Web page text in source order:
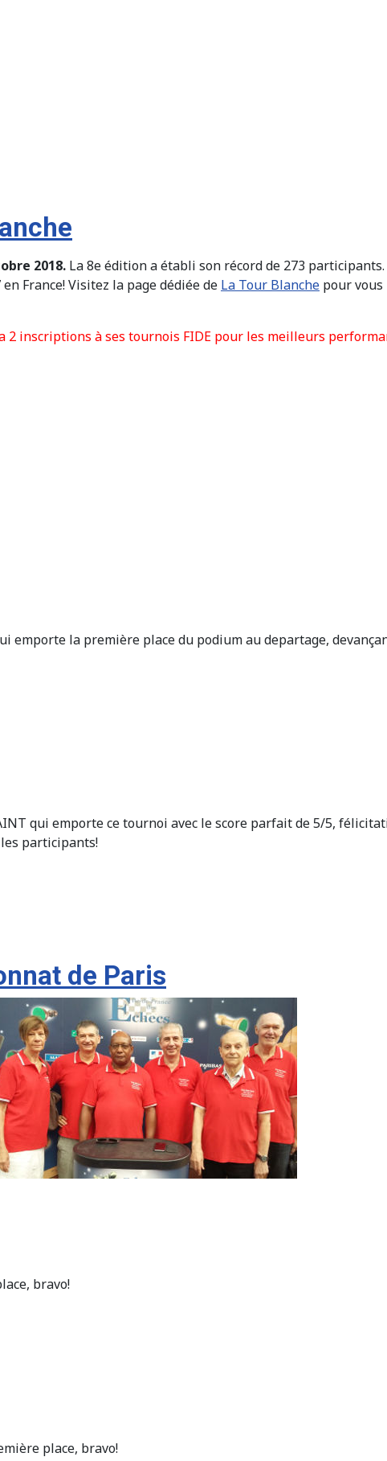
2018. La 8e édition a établi son récord de 273 participants.
France! Visitez la page dédiée de La Tour Blanche pour vous
2 inscriptions à ses tournois FIDE pour les meilleurs
emporte la première place du podium au departage,
qui emporte ce tournoi avec le score parfait de 5/5,
participants!
de Paris
bravo!
place, bravo!